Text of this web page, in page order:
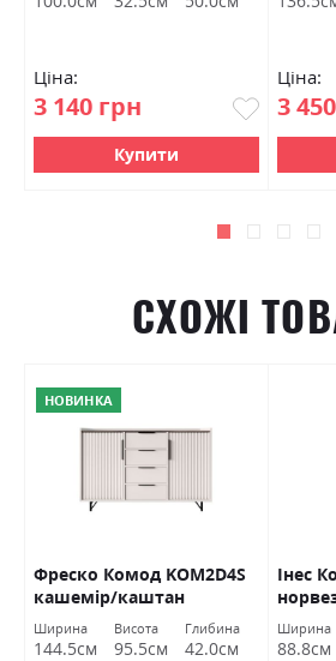
Ціна:
3 140 грн
Купити
Ціна:
3
СХОЖІ
НОВИНКА
Фреско Комод KOM2D4S
кашемір/каштан
арвадонна мінк БРВ
Україна
Ширина
144.5см
Висота
95.5см
Глибина
42.0см
Інес
Ширина
88.8см